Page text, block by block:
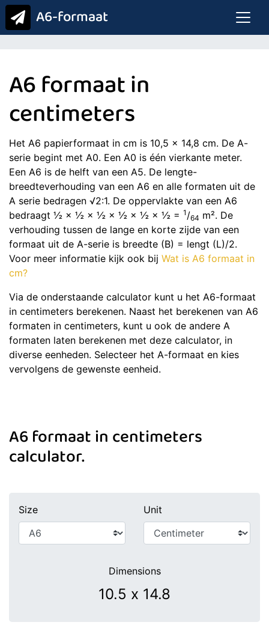
A6-formaat
A6 formaat in
centimeters
Het A6 papierformaat in cm is 10,5 x 14,8 cm. De A-
serie begint met A0. Een A0 is één vierkante meter.
Een A6 is de helft van een A5. De lengte-
breedteverhouding van een A6 en alle formaten uit de
A serie bedragen √2:1. De oppervlakte van een A6
bedraagt ½ × ½ × ½ × ½ × ½ × ½ = 1 /64 m². De
verhouding tussen de lange en korte zijde van een
formaat uit de A-serie is breedte (B) = lengt (L)/2.
Voor meer informatie kijk ook bij Wat is A6 formaat in
cm?
Via de onderstaande calculator kunt u het A6-formaat
in centimeters berekenen. Naast het berekenen van A6
formaten in centimeters, kunt u ook de andere A
formaten laten berekenen met deze calculator, in
diverse eenheden. Selecteer het A-formaat en kies
vervolgens de gewenste eenheid.
A6 formaat in centimeters
calculator.
Size Unit
Dimensions